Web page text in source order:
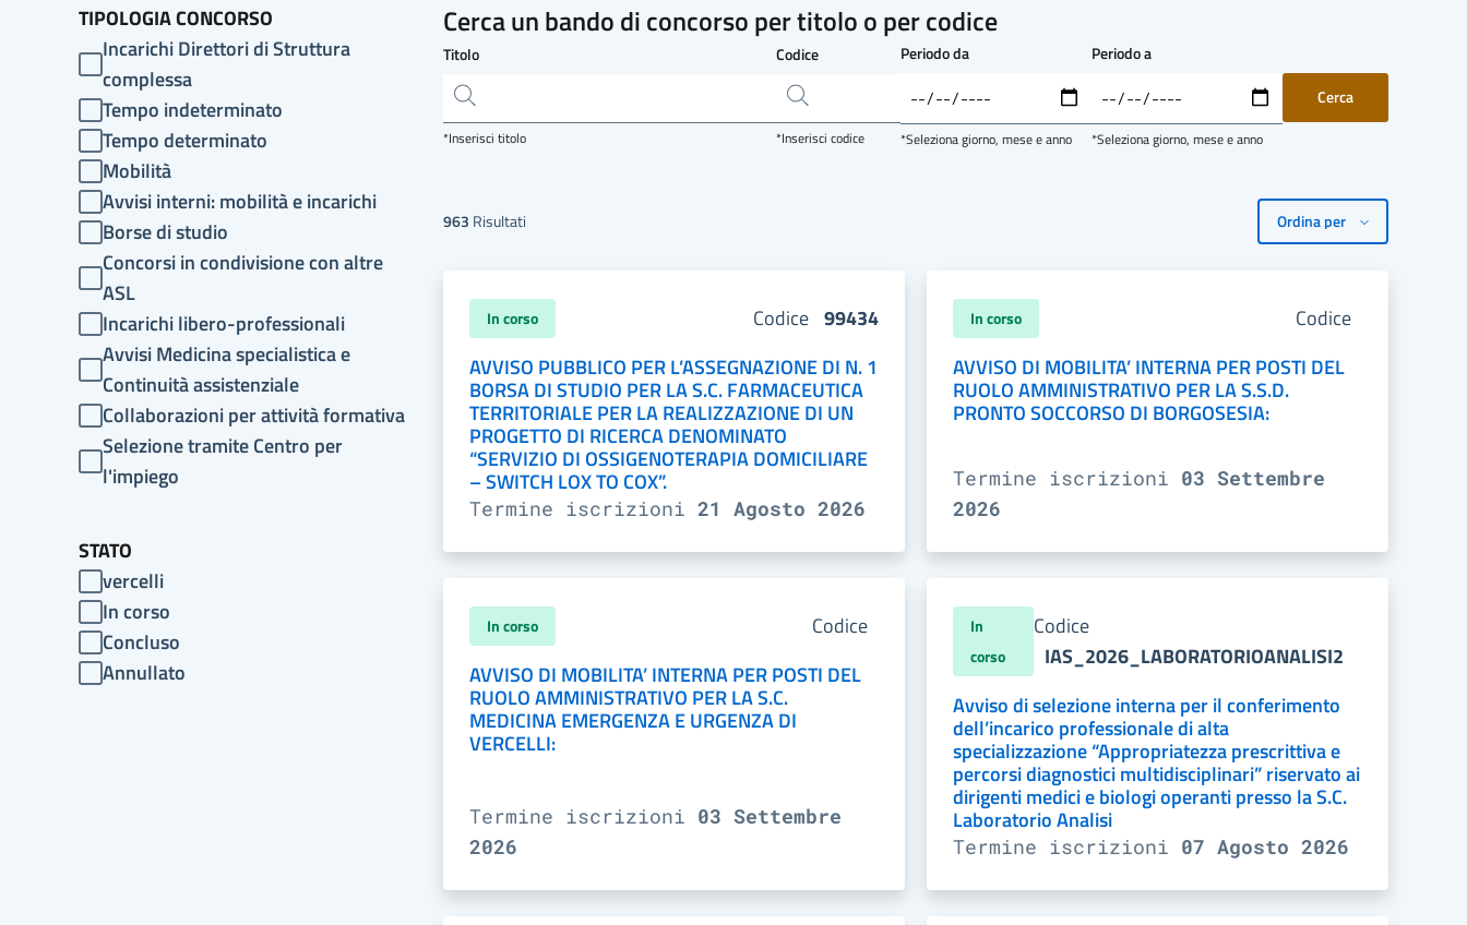
TIPOLOGIA CONCORSO
Incarichi Direttori di Struttura
complessa
Tempo indeterminato
Tempo determinato
Mobilità
Avvisi interni: mobilità e incarichi
Borse di studio
Concorsi in condivisione con altre
ASL
Incarichi libero-professionali
Avvisi Medicina specialistica e
Continuità assistenziale
Collaborazioni per attività formativa
Selezione tramite Centro per
l'impiego
STATO
vercelli
In corso
Concluso
Annullato
Cerca un bando di concorso per titolo o per codice
Titolo
*Inserisci titolo
Codice
*Inserisci codice
Periodo da
*Seleziona giorno, mese e anno
Periodo a
*Seleziona giorno, mese e anno
963 Risultati
In corso Codice 99434
AVVISO PUBBLICO PER L’ASSEGNAZIONE DI N. 1
BORSA DI STUDIO PER LA S.C. FARMACEUTICA
TERRITORIALE PER LA REALIZZAZIONE DI UN
PROGETTO DI RICERCA DENOMINATO
“SERVIZIO DI OSSIGENOTERAPIA DOMICILIARE
– SWITCH LOX TO COX”.
Termine iscrizioni 21 Agosto 2026
In corso
Codice
AVVISO DI MOBILITA’ INTERNA PER POSTI DEL
RUOLO AMMINISTRATIVO PER LA S.S.D.
PRONTO SOCCORSO DI BORGOSESIA:
Termine iscrizioni 03 Settembre
2026
In corso
Codice
AVVISO DI MOBILITA’ INTERNA PER POSTI DEL
RUOLO AMMINISTRATIVO PER LA S.C.
MEDICINA EMERGENZA E URGENZA DI
VERCELLI:
Termine iscrizioni 03 Settembre
2026
In
corso
Codice
IAS_2026_LABORATORIOANALISI2
Avviso di selezione interna per il conferimento
dell’incarico professionale di alta
specializzazione “Appropriatezza prescrittiva e
percorsi diagnostici multidisciplinari” riservato ai
dirigenti medici e biologi operanti presso la S.C.
Laboratorio Analisi
Termine iscrizioni 07 Agosto 2026